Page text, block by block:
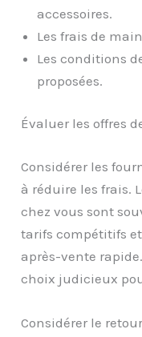
accessoires.
Les frais de
Les conditions
proposées.
Évaluer les offres
Considérer les
à réduire les frais.
chez vous sont
tarifs compétitifs
après-vente
choix judicieux
Considérer le